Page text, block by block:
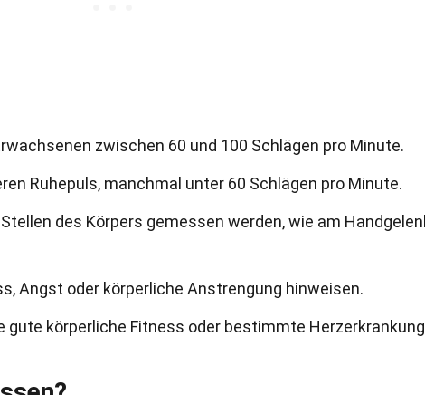
zwischen 60 und 100 Schlägen pro Minute.
Ruhepuls, manchmal unter 60 Schlägen pro Minute.
des Körpers gemessen werden, wie am
Angst oder körperliche Anstrengung hinweisen.
gute körperliche Fitness oder bestimmte